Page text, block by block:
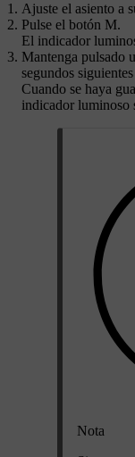
Ajuste el asiento a
Pulse el botón M.
El indicador
Mantenga pulsado
segundos
Cuando se haya
indicador luminoso
Nota